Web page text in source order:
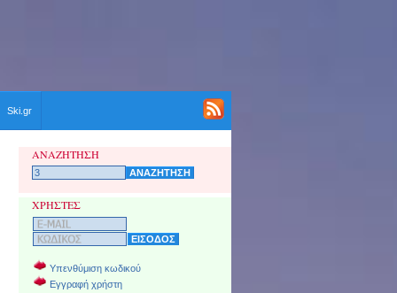
Ski.gr
ΑΝΑΖΗΤΗΣΗ
ΧΡΗΣΤΕΣ
Υπενθύμιση κωδικού
Εγγραφή χρήστη